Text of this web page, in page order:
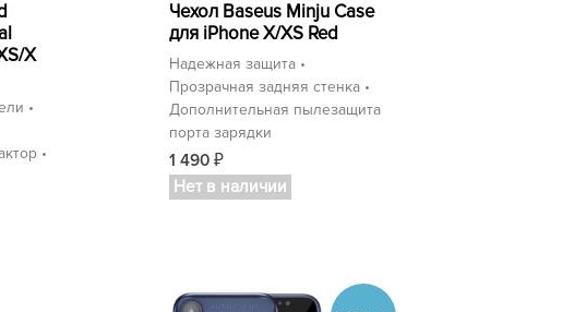
X
•
•
Чехол Baseus Minju Case
для iPhone X/XS Red
Надежная защита •
Прозрачная задняя стенка •
Дополнительная пылезащита
порта зарядки
1 490 ₽
Нет в наличии